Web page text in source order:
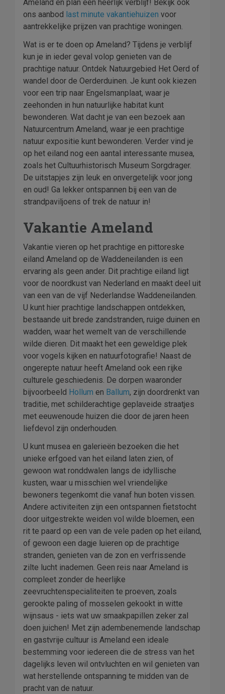
Ameland en plan een heerlijk verblijf! Bekijk ook
ons aanbod last minute vakantiehuizen voor
aantrekkelijke prijzen van prachtige woningen.
Wat is er te doen op Ameland? Tijdens je verblijf
kun je in ieder geval volop genieten van de
prachtige natuur. Ontdek Natuurgebied Het Oerd of
wandel door de Oerderduinen. Je kunt ook kiezen
voor een trip naar Engelsmanplaat, waar je
zeehonden in hun natuurlijke habitat kunt
bewonderen. Wat dacht je van een bezoek aan
Natuurcentrum Ameland, waar je een prachtige
natuur expositie kunt bewonderen. Verder vind je
op het eiland nog een aantal interessante musea,
zoals het Cultuurhistorisch Museum Sorgdrager.
De uitstapjes zijn leuk en onvergetelijk voor jong
en oud! Ga lekker ontspannen bij een van de
strandpaviljoens of trek de natuur in!
Vakantie Ameland
Vakantie vieren op het prachtige en pittoreske
eiland Ameland op de Waddeneilanden is een
ervaring als geen ander. Dit prachtige eiland ligt
voor de noordkust van Nederland en maakt deel uit
van een van de vijf Nederlandse Waddeneilanden.
U kunt hier prachtige landschappen ontdekken,
bestaande uit brede zandstranden, ruige duinen en
wadden, waar het wemelt van de verschillende
wilde dieren. Dit maakt het een geweldige plek
voor vogels kijken en natuurfotografie! Naast de
ongerepte natuur heeft Ameland ook een rijke
culturele geschiedenis. De dorpen waaronder
bijvoorbeeld Hollum en Ballum, zijn doordrenkt van
traditie, met schilderachtige geplaveide straatjes
met eeuwenoude huizen die door de jaren heen
liefdevol zijn onderhouden.
U kunt musea en galerieën bezoeken die het
unieke erfgoed van het eiland laten zien, of
gewoon wat ronddwalen langs de idyllische
kusten, waar u misschien wel vriendelijke
bewoners tegenkomt die vanaf hun boten vissen.
Andere activiteiten zijn een ontspannen fietstocht
door uitgestrekte weiden vol wilde bloemen, een
rit te paard op een van de vele paden op het eiland,
of gewoon een dagje luieren op de prachtige
stranden, genieten van de zon en verfrissende
zilte lucht inademen. Geen reis naar Ameland is
compleet zonder de heerlijke
zeevruchtenspecialiteiten te proeven, zoals
gerookte paling of mosselen gekookt in witte
wijnsaus - iets wat uw smaakpapillen zeker zal
doen juichen! Met zijn adembenemende landschap
en gastvrije cultuur is Ameland een ideale
bestemming voor iedereen die de stress van het
dagelijks leven wil ontvluchten en wil genieten van
wat herstellende ontspanning te midden van de
pracht van de natuur.